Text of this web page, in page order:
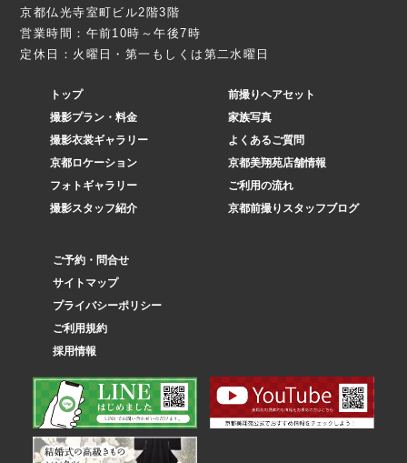
京都仏光寺室町ビル2階3階
営業時間：午前10時～午後7時
定休日：火曜日・第一もしくは第二水曜日
トップ
撮影プラン・料金
撮影衣裳ギャラリー
京都ロケーション
フォトギャラリー
撮影スタッフ紹介
前撮りヘアセット
家族写真
よくあるご質問
京都美翔苑店舗情報
ご利用の流れ
京都前撮りスタッフブログ
ご予約・問合せ
サイトマップ
プライバシーポリシー
ご利用規約
採用情報